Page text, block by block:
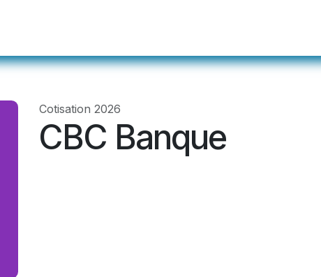
Cotisation 2026
CBC Banque